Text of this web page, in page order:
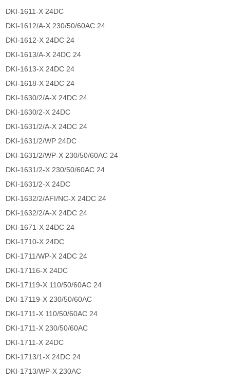
DKI-1611-X 24DC
DKI-1612/A-X 230/50/60AC 24
DKI-1612-X 24DC 24
DKI-1613/A-X 24DC 24
DKI-1613-X 24DC 24
DKI-1618-X 24DC 24
DKI-1630/2/A-X 24DC 24
DKI-1630/2-X 24DC
DKI-1631/2/A-X 24DC 24
DKI-1631/2/WP 24DC
DKI-1631/2/WP-X 230/50/60AC 24
DKI-1631/2-X 230/50/60AC 24
DKI-1631/2-X 24DC
DKI-1632/2/AFI/NC-X 24DC 24
DKI-1632/2/A-X 24DC 24
DKI-1671-X 24DC 24
DKI-1710-X 24DC
DKI-1711/WP-X 24DC 24
DKI-17116-X 24DC
DKI-17119-X 110/50/60AC 24
DKI-17119-X 230/50/60AC
DKI-1711-X 110/50/60AC 24
DKI-1711-X 230/50/60AC
DKI-1711-X 24DC
DKI-1713/1-X 24DC 24
DKI-1713/WP-X 230AC